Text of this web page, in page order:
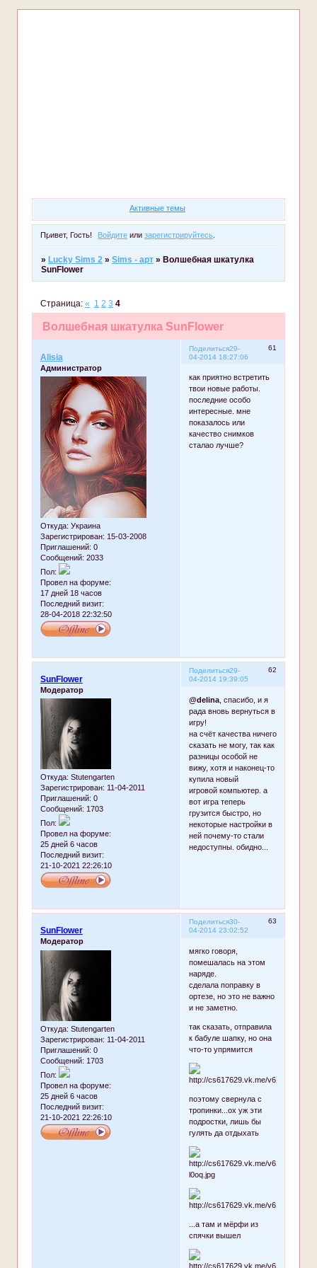
Активные темы
Привет, Гость! Войдите илизарегистрируйтесь.
» Lucky Sims 2 » Sims - арт » Волшебная шкатулка
SunFlower
Волшебная шкатулка SunFlower
Страница: « 1 2 3 4
Поделиться 61
29-
04-2014 18:27:06
Alisia
Администратор
Откуда: Украина
Зарегистрирован: 15-03-2008
Приглашений: 0
Сообщений: 2033
Пол:
Провел на форуме:
17 дней 18 часов
Последний визит:
28-04-2018 22:32:50
как приятно встретить
твои новые работы.
последние особо
интересные. мне
показалось или
качество снимков
сталао лучше?
Поделиться 62
29-
04-2014 19:39:05
SunFlower
Модератор
Откуда: Stutengarten
Зарегистрирован: 11-04-2011
Приглашений: 0
Сообщений: 1703
Пол:
Провел на форуме:
25 дней 6 часов
Последний визит:
21-10-2021 22:26:10
@delina, спасибо, и я
рада вновь вернуться в
игру!
на счёт качества ничего
сказать не могу, так как
разницы особой не
вижу, хотя и наконец-то
купила новый
игровой компьютер. а
вот игра теперь
грузится быстро, но
некоторые настройки в
ней почему-то стали
недоступны. обидно...
Поделиться 63
30-
04-2014 23:02:52
SunFlower
Модератор
Откуда: Stutengarten
Зарегистрирован: 11-04-2011
Приглашений: 0
Сообщений: 1703
Пол:
Провел на форуме:
25 дней 6 часов
Последний визит:
21-10-2021 22:26:10
мягко говоря,
помешалась на этом
наряде.
сделала поправку в
ортезе, но это не важно
и не заметно.
так сказать, отправила
к бабуле шапку, но она
что-то упрямится
поэтому свернула с
тропинки...ох уж эти
подростки, лишь бы
гулять да отдыхать
...а там и мёрфи из
спячки вышел